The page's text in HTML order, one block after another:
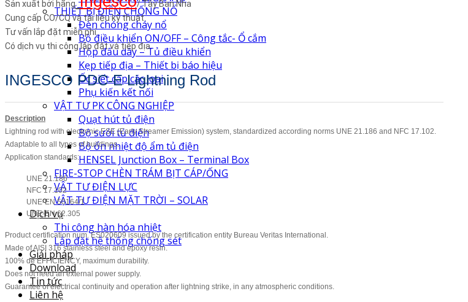
THIẾT BỊ ĐIỆN CHỐNG NỔ
Đèn chóng cháy nổ
Bộ điều khiển ON/OFF – Công tắc- Ổ cắm
Hộp đấu dây – Tủ điều khiển
Kẹp tiếp địa – Thiết bị báo hiệu
Ốc siết cáp các loại
Phụ kiến kết nối
VẬT TƯ PK CÔNG NGHIỆP
Quạt hút tủ điện
Bộ sưởi tủ điện
Bộ ổn nhiệt độ ẩm tủ điện
HENSEL Junction Box – Terminal Box
FIRE-STOP CHÈN TRÁM BỊT CÁP/ỐNG
VẬT TƯ ĐIỆN LỰC
VẬT TƯ ĐIỆN MẶT TRỜI – SOLAR
Dịch vụ
Thi công hàn hóa nhiệt
Lắp đặt hệ thống chống sét
Giải pháp
Download
Tin tức
Liên hệ
Sản xuất bởi hãng
/ Tây Ban Nha
Cung cấp CO/CQ và tài liệu kỹ thuật.
Tư vấn lắp đặt miễn phí.
Có dịch vụ thi công lắp đặt và tiếp địa.
INGESCO PDC-E Lightning Rod
Description
Lightning rod with electronic ESE (Early Streamer Emission) system, standardized according norms UNE 21.186 and NFC 17.102.
Adaptable to all types of buildings.
Application standards:
UNE 21.186
NFC 17.102
UNE-EN 50164/1
UNE-EN 62.305
Product certification num. ES020609 issued by the certification entity Bureau Veritas International.
Made of AISI 316 stainless steel and epoxy resin.
100% de EFFICIENCY, maximum durability.
Does not need an external power supply.
Guarantee of electrical continuity and operation after lightning strike, in any atmospheric conditions.